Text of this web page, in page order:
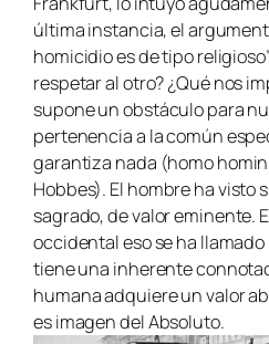
última instancia, el
homicidio es de tipo
respetar al otro? ¿Qué nos
supone un obstáculo para
pertenencia a la común
garantiza nada (homo
Hobbes). El hombre ha visto
sagrado, de valor eminente.
occidental eso se ha llamado
tiene una inherente
humana adquiere un valor
es imagen del Absoluto.